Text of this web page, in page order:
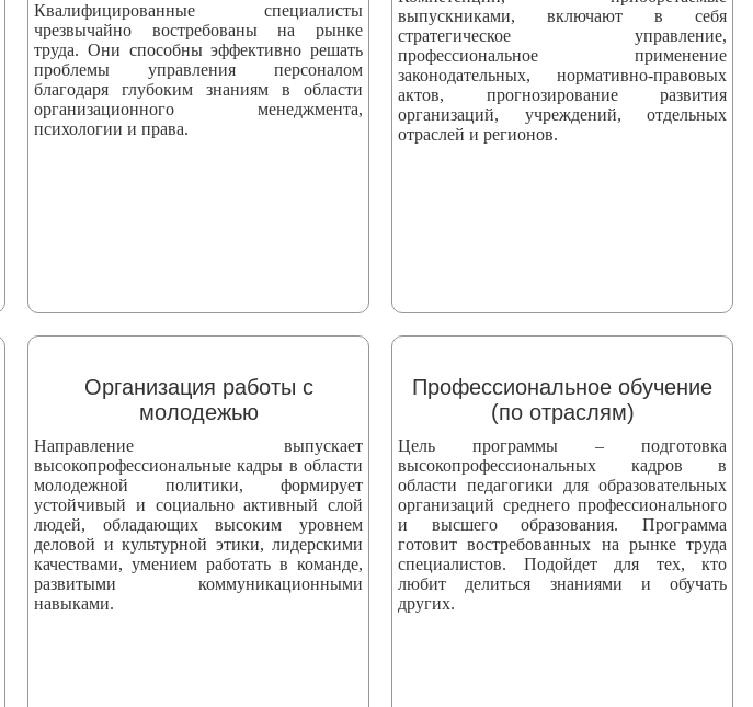
Квалифицированные специалисты
чрезвычайно востребованы на рынке
труда. Они способны эффективно решать
проблемы управления персоналом
благодаря глубоким знаниям в области
организационного менеджмента,
психологии и права.
выпускниками, включают в себя
стратегическое управление,
профессиональное применение
законодательных, нормативно-правовых
актов, прогнозирование развития
организаций, учреждений, отдельных
отраслей и регионов.
Организация работы с
молодежью
Направление выпускает
высокопрофессиональные кадры в области
молодежной политики, формирует
устойчивый и социально активный слой
людей, обладающих высоким уровнем
деловой и культурной этики, лидерскими
качествами, умением работать в команде,
развитыми коммуникационными
навыками.
Профессиональное обучение
(по отраслям)
Цель программы – подготовка
высокопрофессиональных кадров в
области педагогики для образовательных
организаций среднего профессионального
и высшего образования. Программа
готовит востребованных на рынке труда
специалистов. Подойдет для тех, кто
любит делиться знаниями и обучать
других.